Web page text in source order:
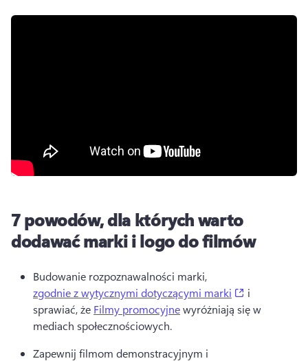
7 powodów, dla których warto
dodawać marki i logo do filmów
Budowanie rozpoznawalności marki,
zgodnie z wytycznymi dotyczącymi marki
(opens in a
i
sprawiać, że Filmy promocyjne wyróżniają się w
mediach społecznościowych.
Zapewnij filmom demonstracyjnym i